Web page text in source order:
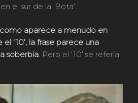
el sur de la ‘Bota’.
aparece a menudo en
‘10’, la frase parece una
soberbia . Pero el ‘10’ se refería